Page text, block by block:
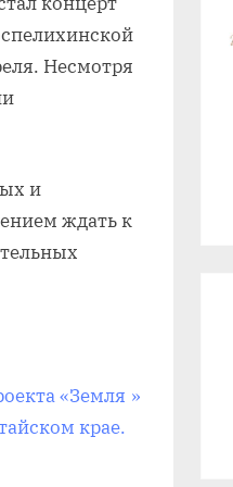
Несмотря
и
ждать к
«Земля
крае.